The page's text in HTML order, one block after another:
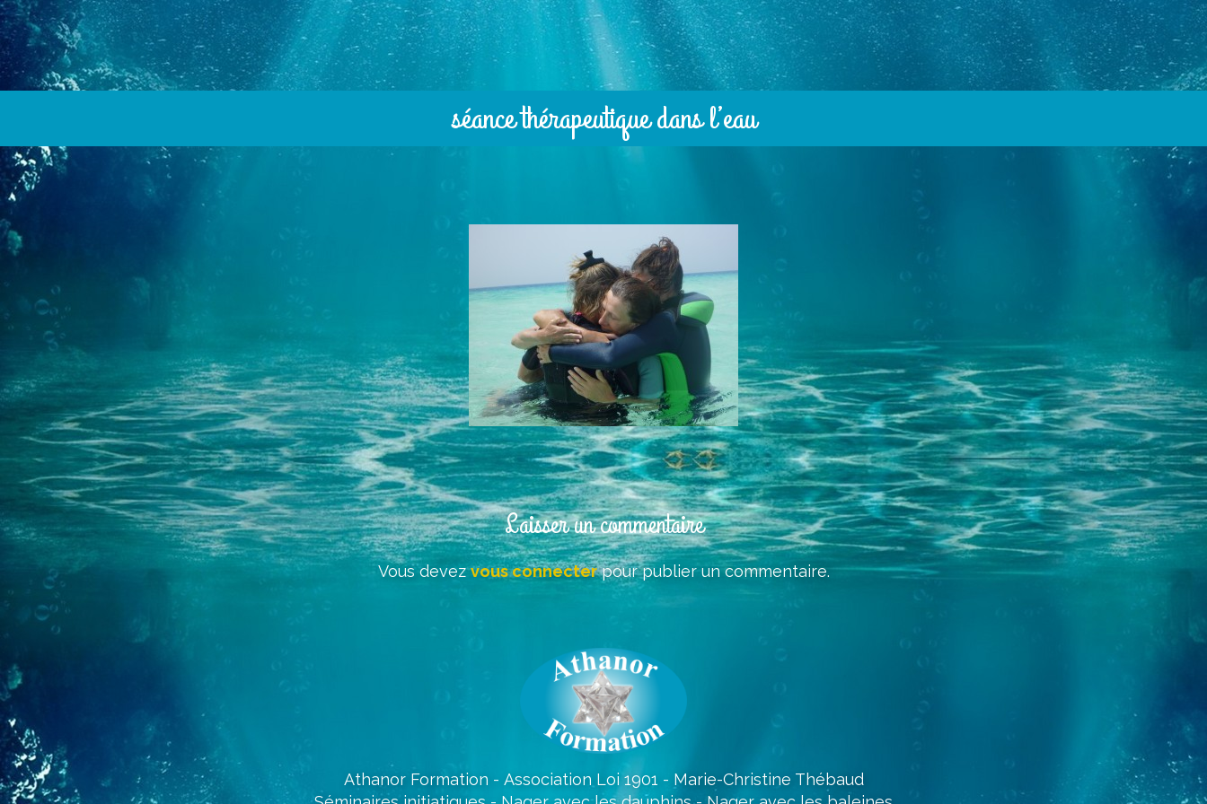
séance thérapeutique dans l’eau
Laisser un commentaire
Vous devezvous connecterpour publier un commentaire.
Athanor Formation - Association Loi 1901 - Marie-Christine Thébaud